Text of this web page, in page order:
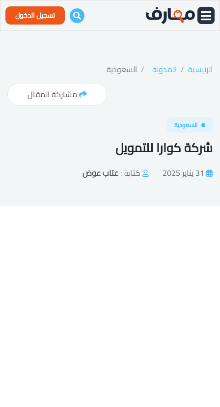
تسجيل الدخول
الرئيسية المدونة
السعودية
مشاركة المقال
السعودية
شركة كوارا للتمويل
31 يناير 2025 كتابة :عتاب عوض